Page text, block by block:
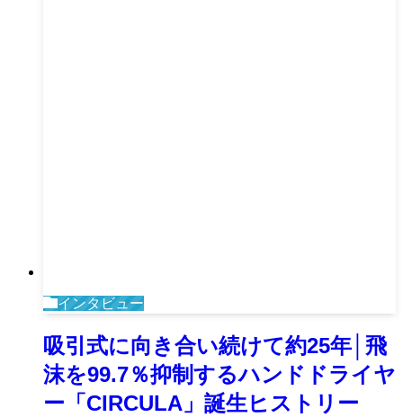
インタビュー
吸引式に向き合い続けて約25年│飛
沫を99.7％抑制するハンドドライヤ
ー「CIRCULA」誕生ヒストリー